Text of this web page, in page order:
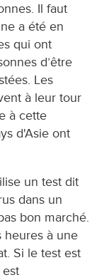
Il faut
a été en
qui ont
d’être
Les
à leur tour
à cette
d'Asie ont
un test dit
dans un
bon marché.
heures à une
Si le test est